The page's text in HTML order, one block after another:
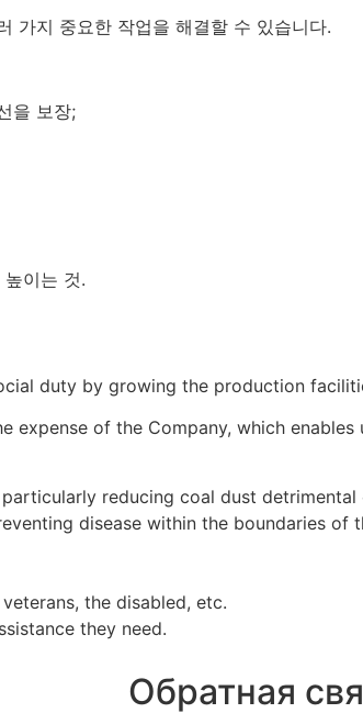
가지 중요한 작업을 해결할 수 있습니다.
을 보장;
이는 것.
duty by growing the production
of the Company, which
reducing coal dust detrimental
disease within the boundaries of
the disabled, etc.
they need.
Обратная